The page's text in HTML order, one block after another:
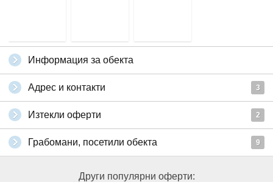
Информация за обекта
Адрес и контакти 3
Изтекли оферти 2
Грабомани, посетили обекта 9
Други популярни оферти: